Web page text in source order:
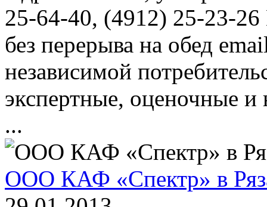
25-64-40, (4912) 25-23-
без перерыва на обед
независимой
экспертные, оценочные
...
ООО КАФ «Спектр» в